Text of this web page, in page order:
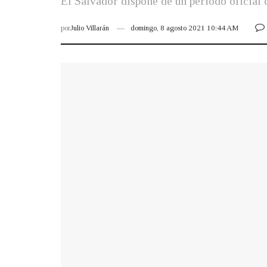
porJulio Villarán domingo, 8 agosto 2021 10:44 AM